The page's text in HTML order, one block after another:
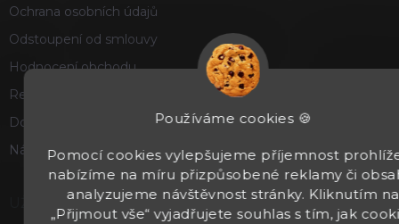
Používáme cookies 🍪
Pomocí cookies vylepšujeme příjemnost
nabízíme na míru přizpůsobené reklamy či
analyzujeme návštěvnost stránky. Kliknutím na
„Přijmout vše“ vyjadřujete souhlas s tím, jak
Ochrana osobních údajů
Odstoupení od smlouvy
Hodnocení obchodu
Reklamace a vrácení zboží
Doprava a platba
Náš příběh
UŽITEČNÉ